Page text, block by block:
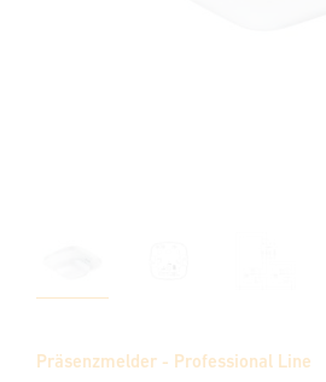
Präsenzmelder - Professional Line